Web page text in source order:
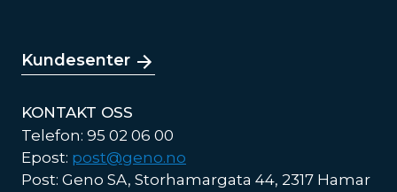
Kundesenter
KONTAKT OSS
Telefon: 95 02 06 00
Epost: post@geno.no
Post: Geno SA, Storhamargata 44, 2317 Hamar